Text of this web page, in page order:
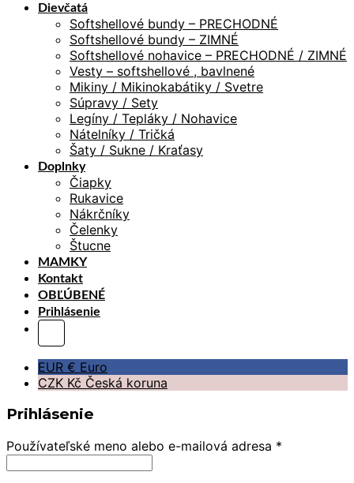
Dievčatá
Softshellové bundy – PRECHODNÉ
Softshellové bundy – ZIMNÉ
Softshellové nohavice – PRECHODNÉ / ZIMNÉ
Vesty – softshellové , bavlnené
Mikiny / Mikinokabátiky / Svetre
Súpravy / Sety
Legíny / Tepláky / Nohavice
Nátelníky / Tričká
Šaty / Sukne / Kraťasy
Doplnky
Čiapky
Rukavice
Nákrčníky
Čelenky
Štucne
MAMKY
Kontakt
OBĽÚBENÉ
Prihlásenie
EUR € Euro
CZK Kč Česká koruna
Prihlásenie
Používateľské meno alebo e-mailová adresa *